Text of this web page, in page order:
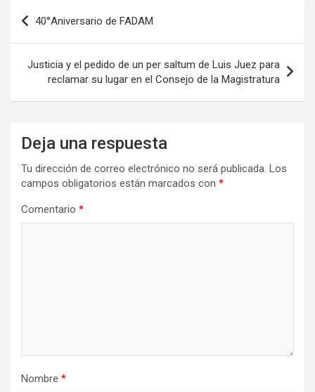
k
n
Navegación
de
entradas
40°Aniversario de FADAM
Justicia y el pedido de un per saltum de Luis Juez para
reclamar su lugar en el Consejo de la Magistratura
Deja una respuesta
Tu dirección de correo electrónico no será publicada. Los
campos obligatorios están marcados con *
Comentario *
Nombre *